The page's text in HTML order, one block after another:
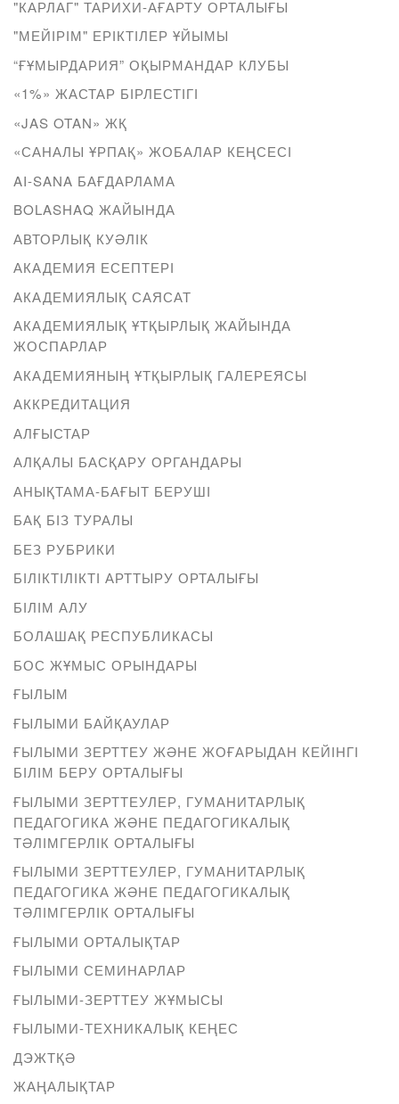
"КАРЛАГ" ТАРИХИ-АҒАРТУ ОРТАЛЫҒЫ
"МЕЙІРІМ" ЕРІКТІЛЕР ҰЙЫМЫ
“ҒҰМЫРДАРИЯ” ОҚЫРМАНДАР КЛУБЫ
«1%» ЖАСТАР БІРЛЕСТІГІ
«JAS OTAN» ЖҚ
«САНАЛЫ ҰРПАҚ» ЖОБАЛАР КЕҢСЕСІ
AI-SANA БАҒДАРЛАМА
BOLASHAQ ЖАЙЫНДА
АВТОРЛЫҚ КУӘЛІК
АКАДЕМИЯ ЕСЕПТЕРІ
АКАДЕМИЯЛЫҚ САЯСАТ
АКАДЕМИЯЛЫҚ ҰТҚЫРЛЫҚ ЖАЙЫНДА
ЖОСПАРЛАР
АКАДЕМИЯНЫҢ ҰТҚЫРЛЫҚ ГАЛЕРЕЯСЫ
АККРЕДИТАЦИЯ
АЛҒЫСТАР
АЛҚАЛЫ БАСҚАРУ ОРГАНДАРЫ
АНЫҚТАМА-БАҒЫТ БЕРУШІ
БАҚ БІЗ ТУРАЛЫ
БЕЗ РУБРИКИ
БІЛІКТІЛІКТІ АРТТЫРУ ОРТАЛЫҒЫ
БІЛІМ АЛУ
БОЛАШАҚ РЕСПУБЛИКАСЫ
БОС ЖҰМЫС ОРЫНДАРЫ
ҒЫЛЫМ
ҒЫЛЫМИ БАЙҚАУЛАР
ҒЫЛЫМИ ЗЕРТТЕУ ЖӘНЕ ЖОҒАРЫДАН КЕЙІНГІ
БІЛІМ БЕРУ ОРТАЛЫҒЫ
ҒЫЛЫМИ ЗЕРТТЕУЛЕР, ГУМАНИТАРЛЫҚ
ПЕДАГОГИКА ЖӘНЕ ПЕДАГОГИКАЛЫҚ
ТӘЛІМГЕРЛІК ОРТАЛЫҒЫ
ҒЫЛЫМИ ЗЕРТТЕУЛЕР, ГУМАНИТАРЛЫҚ
ПЕДАГОГИКА ЖӘНЕ ПЕДАГОГИКАЛЫҚ
ТӘЛІМГЕРЛІК ОРТАЛЫҒЫ
ҒЫЛЫМИ ОРТАЛЫҚТАР
ҒЫЛЫМИ СЕМИНАРЛАР
ҒЫЛЫМИ-ЗЕРТТЕУ ЖҰМЫСЫ
ҒЫЛЫМИ-ТЕХНИКАЛЫҚ КЕҢЕС
ДЭЖТҚӘ
ЖАҢАЛЫҚТАР